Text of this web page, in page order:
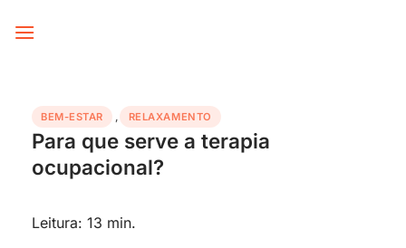
BEM-ESTAR , RELAXAMENTO
Para que serve a terapia
ocupacional?
Leitura: 13 min.